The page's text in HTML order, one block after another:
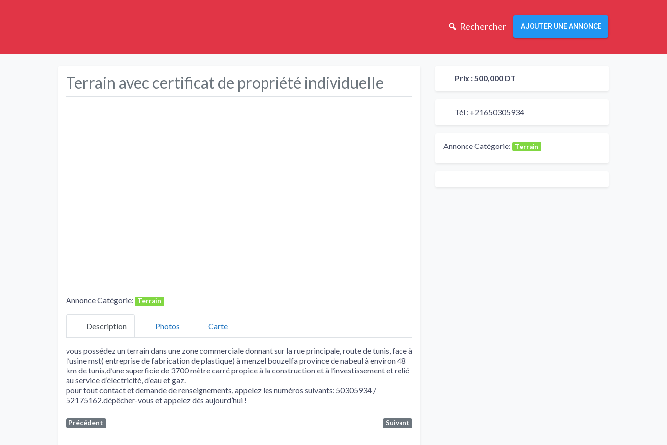
Rechercher AJOUTER UNE ANNONCE
Terrain avec certificat de propriété individuelle
Annonce Catégorie: Terrain
Description Photos Carte
vous possédez un terrain dans une zone commerciale donnant sur la rue principale, route de tunis, face à
l’usine mst( entreprise de fabrication de plastique) à menzel bouzelfa province de nabeul à environ 48
km de tunis,d’une superficie de 3700 mètre carré propice à la construction et à l’investissement et relié
au service d’électricité, d’eau et gaz.
pour tout contact et demande de renseignements, appelez les numéros suivants: 50305934 /
52175162.dépêcher-vous et appelez dès aujourd’hui !
Précédent Suivant
Prix : 500,000 DT
Tél : +21650305934
Annonce Catégorie: Terrain